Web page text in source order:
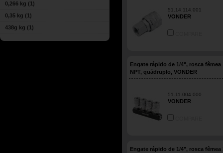
0,266 kg (1)
0,35 kg (1)
438g kg (1)
51.14.114.001
VONDER
Engate rápido de 1/4", rosca fêmea
NPT, quádruplo, VONDER
51.11.004.000
VONDER
Engate rápido de 1/4", rosca fêmea